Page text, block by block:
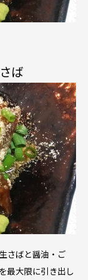
ば
さばと醤油・ご
最大限に引き出し